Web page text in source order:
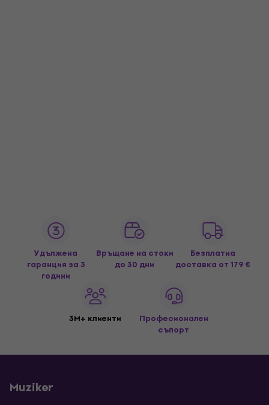
Удължена
гаранция за 3
години
Връщане на стоки
до 30 дни
Безплатна
доставка от 179 €
3M+ клиенти
Професионален
съпорт
Muziker